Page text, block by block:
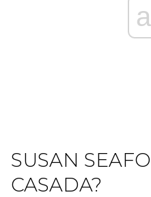
SUSAN
CASADA?